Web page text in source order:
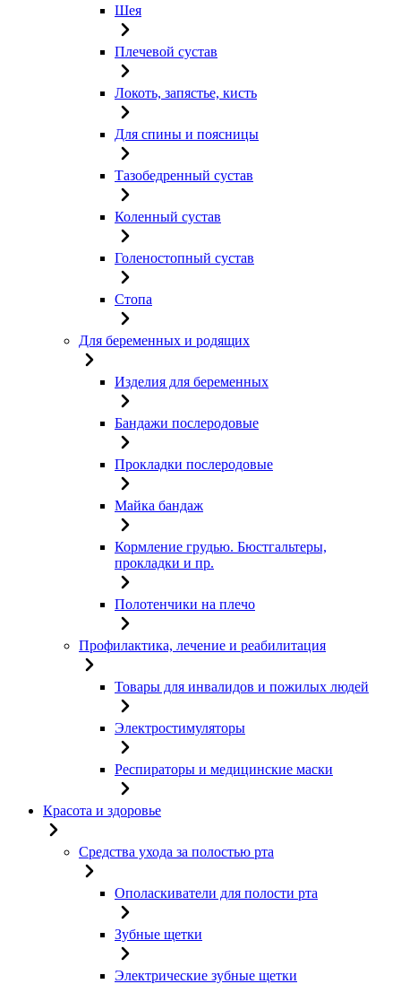
Шея
Плечевой сустав
Локоть, запястье, кисть
Для спины и поясницы
Тазобедренный сустав
Коленный сустав
Голеностопный сустав
Стопа
Для беременных и родящих
Изделия для беременных
Бандажи послеродовые
Прокладки послеродовые
Майка бандаж
Кормление грудью. Бюстгальтеры,
прокладки и пр.
Полотенчики на плечо
Профилактика, лечение и реабилитация
Товары для инвалидов и пожилых людей
Электростимуляторы
Респираторы и медицинские маски
Красота и здоровье
Средства ухода за полостью рта
Ополаскиватели для полости рта
Зубные щетки
Электрические зубные щетки